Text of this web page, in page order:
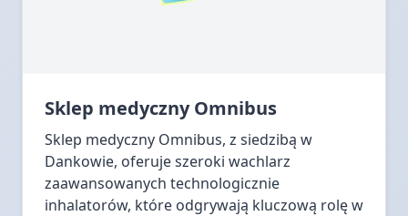
Sklep medyczny Omnibus
Sklep medyczny Omnibus, z siedzibą w
Dankowie, oferuje szeroki wachlarz
zaawansowanych technologicznie
inhalatorów, które odgrywają kluczową rolę w